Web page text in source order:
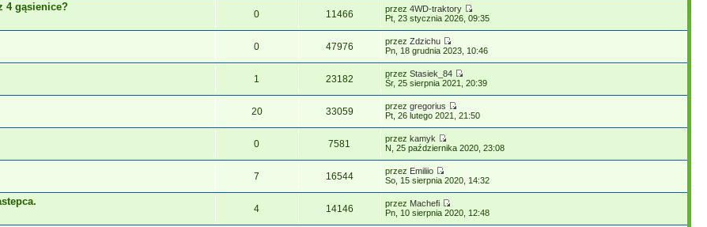
4 gąsienice?
0 11466 przez4WD-traktory
Pt, 23 stycznia 2026, 09:35
0 47976 przezZdzichu
Pn, 18 grudnia 2023, 10:46
1 23182 przezStasiek_84
Śr, 25 sierpnia 2021, 20:39
20 33059 przezgregorius
Pt, 26 lutego 2021, 21:50
0 7581 przezkamyk
N, 25 października 2020, 23:08
7 16544 przez Emiliio
So, 15 sierpnia 2020, 14:32
4 14146 przez Machefi
Pn, 10 sierpnia 2020, 12:48